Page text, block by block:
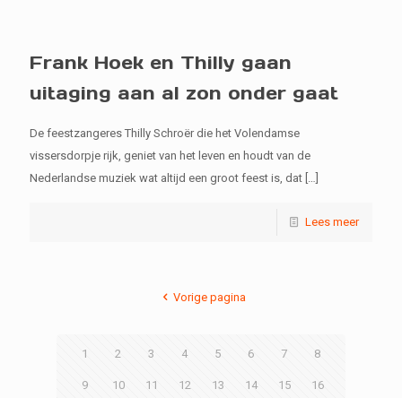
Frank Hoek en Thilly gaan
uitaging aan al zon onder gaat
De feestzangeres Thilly Schroër die het Volendamse
vissersdorpje rijk, geniet van het leven en houdt van de
Nederlandse muziek wat altijd een groot feest is, dat
Lees meer
Vorige pagina
1 2 3 4 5 6 7 8
9 10 11 12 13 14 15 16